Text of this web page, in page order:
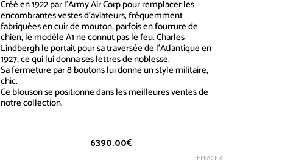
Créé en 1922 par l’Army Air Corp pour remplacer les
encombrantes vestes d’aviateurs, fréquemment
fabriquées en cuir de mouton, parfois en fourrure de
chien, le modèleA1 ne connut pas le feu. Charles
Lindbergh le portait pour sa traversée de l’Atlantique en
1927, ce qui lui donna ses lettres de noblesse.
Sa fermeture par 8 boutons lui donne un style militaire,
chic.
Ce blouson se positionne dans les meilleures ventes de
notre collection.
6390.00€
EFFACER